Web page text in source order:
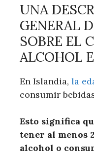
UNA
GENERAL
SOBRE EL
ALCOHOL
En Islandia, la
consumir
Esto significa
tener al menos
alcohol o